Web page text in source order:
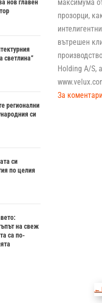
нов главен
светлина“
регионални
си
си
по целия
на свеж
са по-
максимума
прозорци,
вътрешен
Holding A/S,
За
←